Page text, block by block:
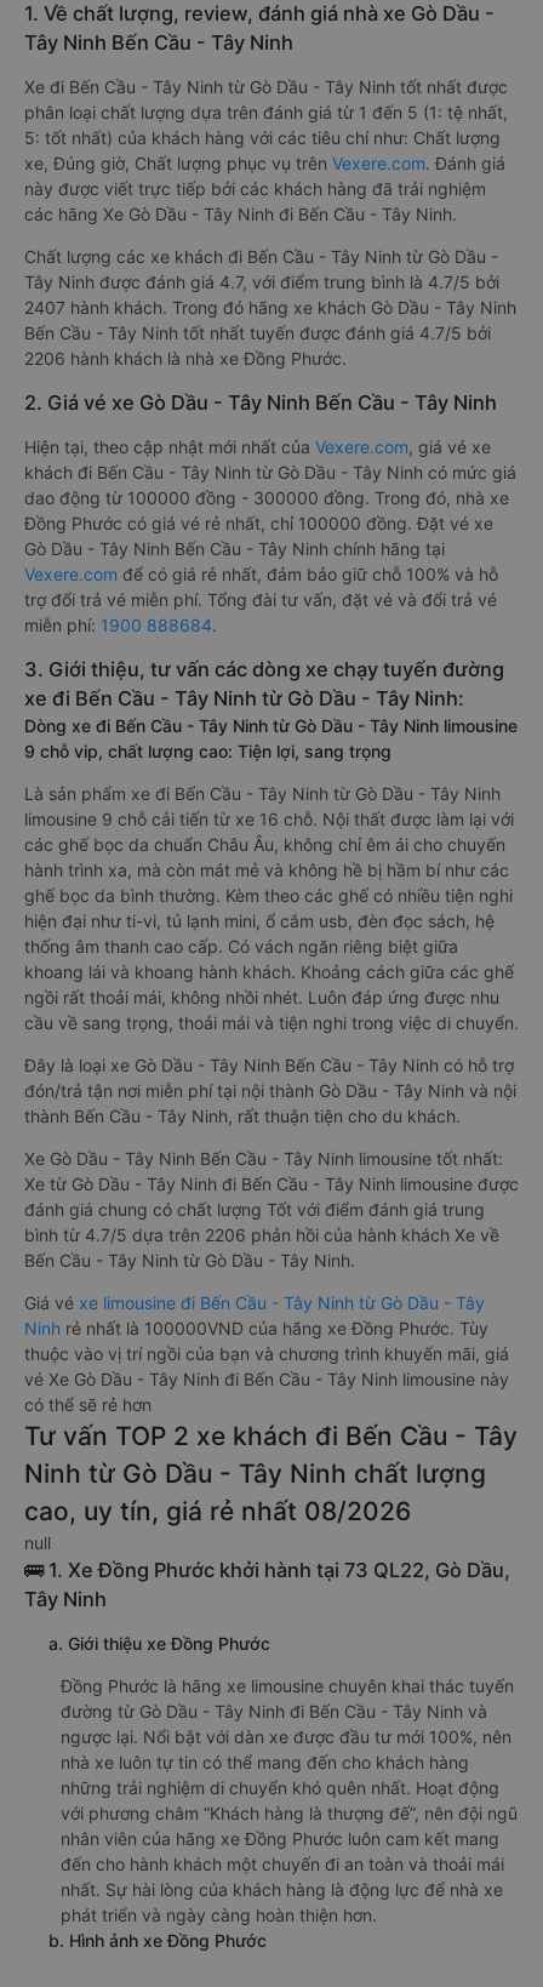
1. Về chất lượng, review, đánh giá nhà xe Gò Dầu -
Tây Ninh Bến Cầu - Tây Ninh
Xe đi Bến Cầu - Tây Ninh từ Gò Dầu - Tây Ninh tốt nhất được
phân loại chất lượng dựa trên đánh giá từ 1 đến 5 (1: tệ nhất,
5: tốt nhất) của khách hàng với các tiêu chí như: Chất lượng
xe, Đúng giờ, Chất lượng phục vụ trên Vexere.com. Đánh giá
này được viết trực tiếp bởi các khách hàng đã trải nghiệm
các hãng Xe Gò Dầu - Tây Ninh đi Bến Cầu - Tây Ninh.
Chất lượng các xe khách đi Bến Cầu - Tây Ninh từ Gò Dầu -
Tây Ninh được đánh giá 4.7, với điểm trung bình là 4.7/5 bởi
2407 hành khách. Trong đó hãng xe khách Gò Dầu - Tây Ninh
Bến Cầu - Tây Ninh tốt nhất tuyến được đánh giá 4.7/5 bởi
2206 hành khách là nhà xe Đồng Phước.
2. Giá vé xe Gò Dầu - Tây Ninh Bến Cầu - Tây Ninh
Hiện tại, theo cập nhật mới nhất của Vexere.com, giá vé xe
khách đi Bến Cầu - Tây Ninh từ Gò Dầu - Tây Ninh có mức giá
dao động từ 100000 đồng - 300000 đồng. Trong đó, nhà xe
Đồng Phước có giá vé rẻ nhất, chỉ 100000 đồng. Đặt vé xe
Gò Dầu - Tây Ninh Bến Cầu - Tây Ninh chính hãng tại
Vexere.com để có giá rẻ nhất, đảm bảo giữ chỗ 100% và hỗ
trợ đổi trả vé miễn phí. Tổng đài tư vấn, đặt vé và đổi trả vé
miễn phí: 1900 888684.
3. Giới thiệu, tư vấn các dòng xe chạy tuyến đường
xe đi Bến Cầu - Tây Ninh từ Gò Dầu - Tây Ninh:
Dòng xe đi Bến Cầu - Tây Ninh từ Gò Dầu - Tây Ninh limousine
9 chỗ vip, chất lượng cao: Tiện lợi, sang trọng
Là sản phẩm xe đi Bến Cầu - Tây Ninh từ Gò Dầu - Tây Ninh
limousine 9 chỗ cải tiến từ xe 16 chỗ. Nội thất được làm lại với
các ghế bọc da chuẩn Châu Âu, không chỉ êm ái cho chuyến
hành trình xa, mà còn mát mẻ và không hề bị hầm bí như các
ghế bọc da bình thường. Kèm theo các ghế có nhiều tiện nghi
hiện đại như ti-vi, tủ lạnh mini, ổ cắm usb, đèn đọc sách, hệ
thống âm thanh cao cấp. Có vách ngăn riêng biệt giữa
khoang lái và khoang hành khách. Khoảng cách giữa các ghế
ngồi rất thoải mái, không nhồi nhét. Luôn đáp ứng được nhu
cầu về sang trọng, thoải mái và tiện nghi trong việc di chuyển.
Đây là loại xe Gò Dầu - Tây Ninh Bến Cầu - Tây Ninh có hỗ trợ
đón/trả tận nơi miễn phí tại nội thành Gò Dầu - Tây Ninh và nội
thành Bến Cầu - Tây Ninh, rất thuận tiện cho du khách.
Xe Gò Dầu - Tây Ninh Bến Cầu - Tây Ninh limousine tốt nhất:
Xe từ Gò Dầu - Tây Ninh đi Bến Cầu - Tây Ninh limousine được
đánh giá chung có chất lượng Tốt với điểm đánh giá trung
bình từ 4.7/5 dựa trên 2206 phản hồi của hành khách Xe về
Bến Cầu - Tây Ninh từ Gò Dầu - Tây Ninh.
Giá vé xe limousine đi Bến Cầu - Tây Ninh từ Gò Dầu - Tây
Ninh rẻ nhất là 100000VND của hãng xe Đồng Phước. Tùy
thuộc vào vị trí ngồi của bạn và chương trình khuyến mãi, giá
vé Xe Gò Dầu - Tây Ninh đi Bến Cầu - Tây Ninh limousine này
có thể sẽ rẻ hơn
Tư vấn TOP 2 xe khách đi Bến Cầu - Tây
Ninh từ Gò Dầu - Tây Ninh chất lượng
cao, uy tín, giá rẻ nhất 08/2026
null
🚌 1. Xe Đồng Phước khởi hành tại 73 QL22, Gò Dầu,
Tây Ninh
a. Giới thiệu xe Đồng Phước
Đồng Phước là hãng xe limousine chuyên khai thác tuyến
đường từ Gò Dầu - Tây Ninh đi Bến Cầu - Tây Ninh và
ngược lại. Nổi bật với dàn xe được đầu tư mới 100%, nên
nhà xe luôn tự tin có thể mang đến cho khách hàng
những trải nghiệm di chuyển khó quên nhất. Hoạt động
với phương châm “Khách hàng là thượng đế”, nên đội ngũ
nhân viên của hãng xe Đồng Phước luôn cam kết mang
đến cho hành khách một chuyến đi an toàn và thoải mái
nhất. Sự hài lòng của khách hàng là động lực để nhà xe
phát triển và ngày càng hoàn thiện hơn.
b. Hình ảnh xe Đồng Phước